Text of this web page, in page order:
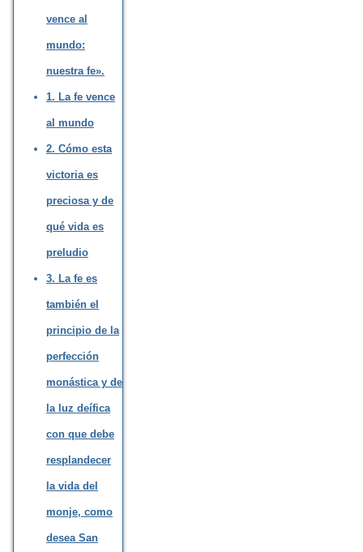
vence al
mundo:
nuestra fe».
1. La fe vence
al mundo
2. Cómo esta
victoria es
preciosa y de
qué vida es
preludio
3. La fe es
también el
principio de la
perfección
monástica y de
la luz deífica
con que debe
resplandecer
la vida del
monje, como
desea San